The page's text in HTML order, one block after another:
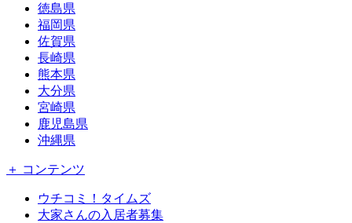
徳島県
福岡県
佐賀県
長崎県
熊本県
大分県
宮崎県
鹿児島県
沖縄県
＋ コンテンツ
ウチコミ！タイムズ
大家さんの入居者募集